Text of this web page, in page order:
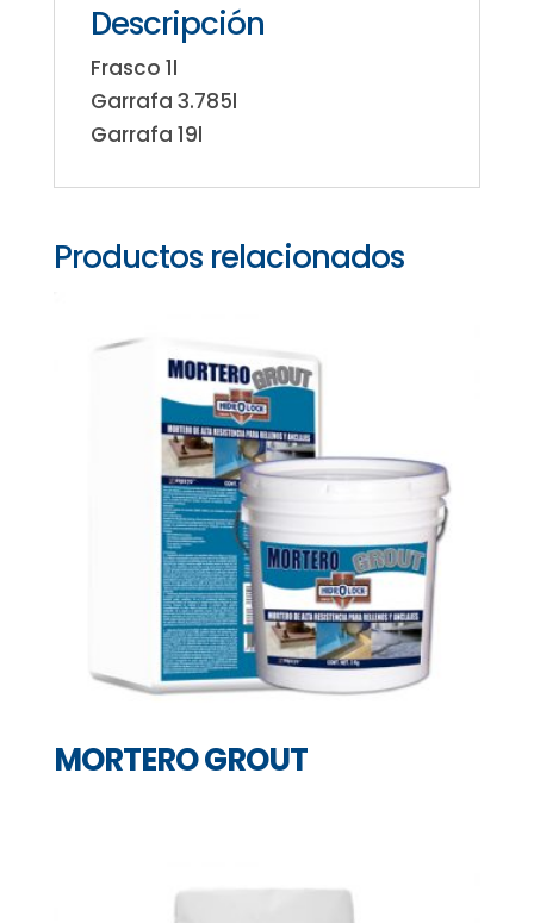
Descripción
Frasco 1l
Garrafa 3.785l
Garrafa 19l
Productos relacionados
MORTERO GROUT